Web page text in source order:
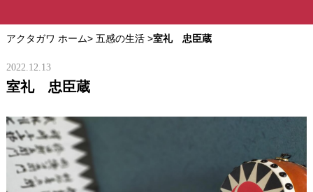
アクタガワ ホーム> 五感の生活>室礼 忠臣蔵
2022.12.13
室礼 忠臣蔵